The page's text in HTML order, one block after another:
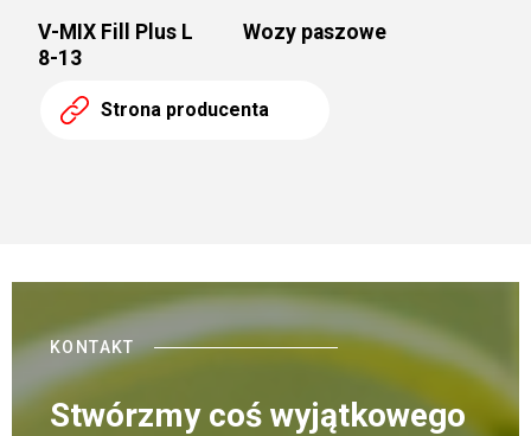
V-MIX Fill Plus L
8-13
Wozy paszowe
Strona producenta
KONTAKT
Stwórzmy coś wyjątkowego